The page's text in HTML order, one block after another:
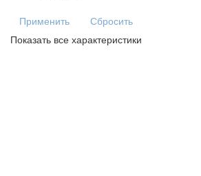
Применить
Сбросить
Показать все характеристики